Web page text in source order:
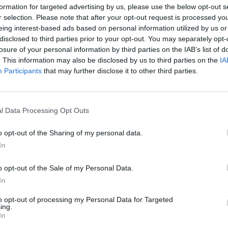
for targeted advertising by us, please use the below opt-out
selection. Please note that after your opt-out request is processed
interest-based ads based on personal information utilized by us
to third parties prior to your opt-out. You may separately
of your personal information by third parties on the IAB’s list of
This information may also be disclosed by us to third parties on the
Participants that may further disclose it to other third parties.
Data Processing Opt Outs
opt-out of the Sharing of my personal data.
opt-out of the Sale of my Personal Data.
opt-out of processing my Personal Data for Targeted
το καλλιτεχνικό της ταλέντο.
διαδικασία οντισιόν, κατάφερε να
πανεπιστήμια για τησύγχρονη
στην κάμερα του
όπου εμφανίστηκε, εκφράζοντας
τις προοπτικές της στον χώρο της μουσικής.